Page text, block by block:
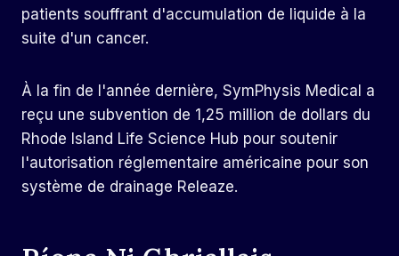
patients souffrant d'accumulation de liquide à la
suite d'un cancer.
À la fin de l'année dernière, SymPhysis Medical a
reçu une subvention de 1,25 million de dollars du
Rhode Island Life Science Hub pour soutenir
l'autorisation réglementaire américaine pour son
système de drainage Releaze.